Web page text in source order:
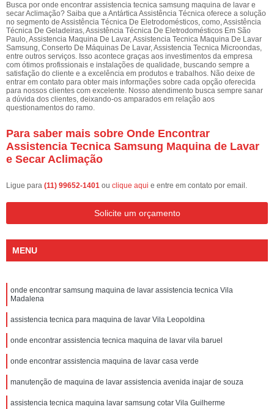
Busca por onde encontrar assistencia tecnica samsung maquina de lavar e
secar Aclimação? Saiba que a Antártica Assistência Técnica oferece a solução
no segmento de Assistência Técnica De Eletrodomésticos, como, Assistência
Técnica De Geladeiras, Assistência Técnica De Eletrodomésticos Em São
Paulo, Assistencia Maquina De Lavar, Assistencia Tecnica Maquina De Lavar
Samsung, Conserto De Máquinas De Lavar, Assistencia Tecnica Microondas,
entre outros serviços. Isso acontece graças aos investimentos da empresa
com ótimos profissionais e instalações de qualidade, buscando sempre a
satisfação do cliente e a excelência em produtos e trabalhos. Não deixe de
entrar em contato para obter mais informações sobre cada opção oferecida
para nossos clientes com excelente. Nosso atendimento busca sempre sanar
a dúvida dos clientes, deixando-os amparados em relação aos
questionamentos do ramo.
Para saber mais sobre Onde Encontrar
Assistencia Tecnica Samsung Maquina de Lavar
e Secar Aclimação
Ligue para (11) 99652-1401 ou clique aqui e entre em contato por email.
Solicite um orçamento
MENU
onde encontrar samsung maquina de lavar assistencia tecnica Vila
Madalena
assistencia tecnica para maquina de lavar Vila Leopoldina
onde encontrar assistencia tecnica maquina de lavar vila baruel
onde encontrar assistencia maquina de lavar casa verde
manutenção de maquina de lavar assistencia avenida inajar de souza
assistencia tecnica maquina lavar samsung cotar Vila Guilherme